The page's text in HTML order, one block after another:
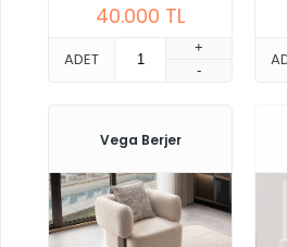
40.000 TL
ADET
+
-
Vega Berjer